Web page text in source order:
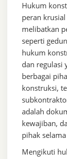
Hukum
peran
melibatkan
seperti
hukum
dan regulasi
berbagai
konstruksi,
adalah
kewajiban,
pihak
Mengikuti